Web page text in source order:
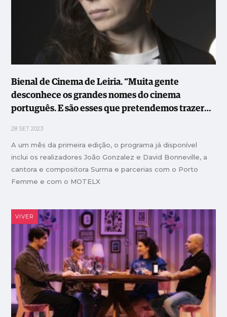
Bienal de Cinema de Leiria. “Muita gente
desconhece os grandes nomes do cinema
português. E são esses que pretendemos trazer
28 SET 2023
A um mês da primeira edição, o programa já disponível
inclui os realizadores João Gonzalez e David Bonneville, a
cantora e compositora Surma e parcerias com o Porto
Femme e com o MOTELX
VIVER